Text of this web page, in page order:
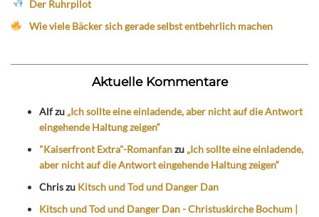
Der Ruhrpilot
Wie viele Bäcker sich gerade selbst entbehrlich machen
Aktuelle Kommentare
Alfzu „Ich sollte eine einladende, aber nicht auf die Antwort
eingehende Haltung zeigen“
"Kaiserfront Extra"-Romanfanzu „Ich sollte eine einladende,
aber nicht auf die Antwort eingehende Haltung zeigen“
Chriszu Kitsch und Tod und Danger Dan
Kitsch und Tod und Danger Dan - Christuskirche Bochum |